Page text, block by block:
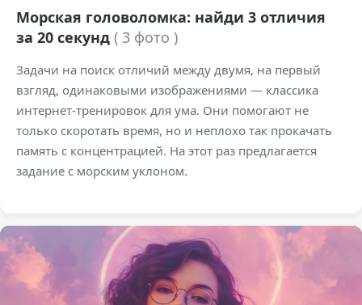
Морская головоломка: найди 3 отличия
за 20 секунд ( 3 фото )
Задачи на поиск отличий между двумя, на первый
взгляд, одинаковыми изображениями — классика
интернет-тренировок для ума. Они помогают не
только скоротать время, но и неплохо так прокачать
память с концентрацией. На этот раз предлагается
задание с морским уклоном.